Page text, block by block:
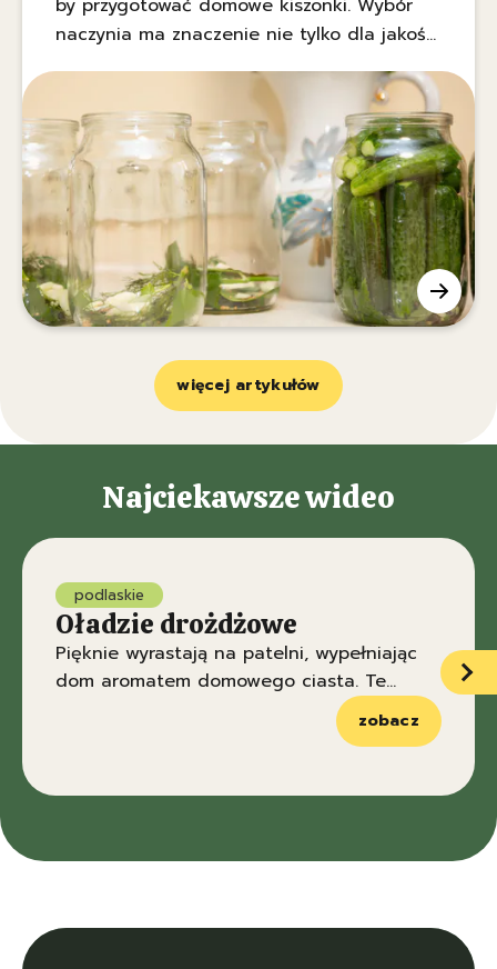
by przygotować domowe kiszonki. Wybór
naczynia ma znaczenie nie tylko dla jakości
żywności. Podpowiadamy, jakie słoiki do
kiszenia ogórków sprawdzą się najlepiej i
czego unikać.
więcej artykułów
Najciekawsze wideo
podlaskie
Oładzie drożdżowe
Pięknie wyrastają na patelni, wypełniając
dom aromatem domowego ciasta. Te
podlaskie drożdżówki rozkochują w sobie
zobacz